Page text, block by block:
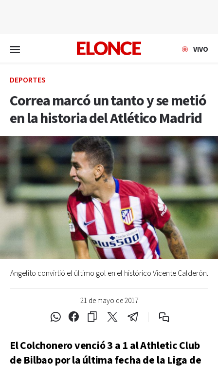
VIVO
DEPORTES
Correa marcó un tanto y se metió
en la historia del Atlético Madrid
21 de mayo de 2017
Angelito convirtió el último gol en el histórico Vicente Calderón.
El Colchonero venció 3 a 1 al Athletic Club
de Bilbao por la última fecha de la Liga de